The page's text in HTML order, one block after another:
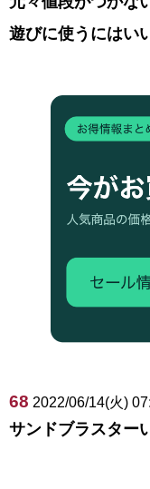
遊びに使うにはい
68 2022/06/14(火)
サンドブラスター